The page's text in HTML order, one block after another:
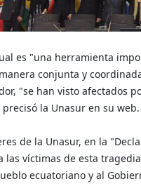
es "una herramienta
conjunta y
"se han visto afectados
la Unasur en su web.
de la Unasur, en la
las víctimas de esta
ecuatoriano y al